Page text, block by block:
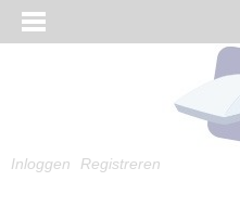
Inloggen Registreren